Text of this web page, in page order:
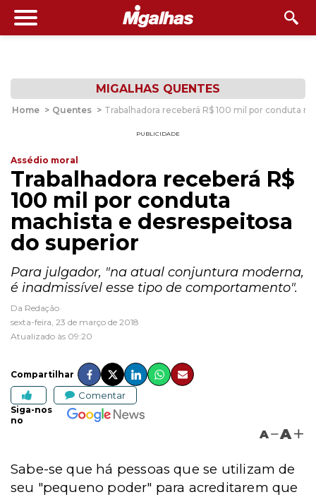
MIGALHAS QUENTES
Home > Quentes > Trabalhadora receberá R$ 100 mil por conduta
PUBLICIDADE
Assédio moral
Trabalhadora receberá R$
100 mil por conduta
machista e desrespeitosa
do superior
Para julgador, "na atual conjuntura moderna,
é inadmissível esse tipo de comportamento".
Da Redação
sexta-feira, 23 de março de 2018
Atualizado às 09:20
Compartilhar
Comentar
Siga-nos
no
A A
Sabe-se que há pessoas que se utilizam de
seu "pequeno poder" para acreditarem que